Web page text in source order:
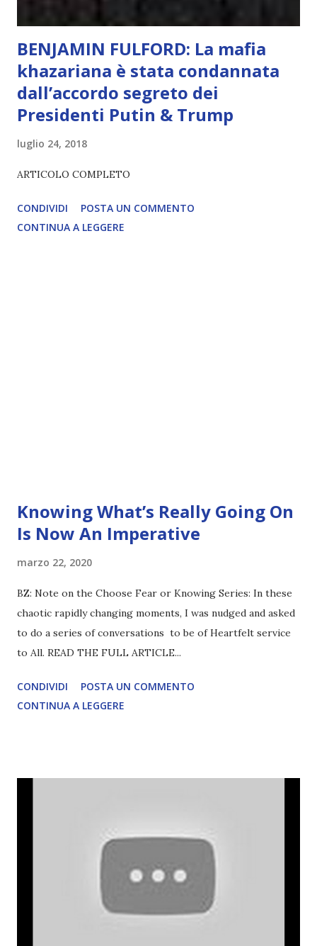
BENJAMIN FULFORD: La mafia
khazariana è stata condannata
dall’accordo segreto dei
Presidenti Putin & Trump
luglio 24, 2018
ARTICOLO COMPLETO
CONDIVIDI
POSTA UN COMMENTO
CONTINUA A LEGGERE
Knowing What’s Really Going On
Is Now An Imperative
marzo 22, 2020
BZ: Note on the Choose Fear or Knowing Series: In these
chaotic rapidly changing moments, I was nudged and asked
to do a series of conversations to be of Heartfelt service
to All. READ THE FULL ARTICLE...
CONDIVIDI
POSTA UN COMMENTO
CONTINUA A LEGGERE